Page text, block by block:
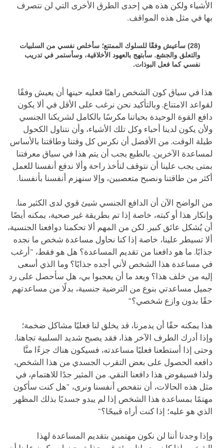
الأشياء ولكن هذه هي إحدى الطرق الأخرى التي لن نتصرف
بها في مثل هذه المواقف.
(28) سأعيش وفقًا للسلوك الممتنع؛ سأخلص نفسي من السلبيات
والتعلق والجشع. سأبتهج بالعهود الأخلاقية، وسأستمر في تدريب
نفسي كما فعل البوذات.
هذا في سياق كون الشخص راهبًا فعليه حينها أن يعيش وفقًا
لقواعد الامتناع. وبالتأكيد نحن نرغب على الأقل في ألا يكون
دافع القوة الوحيدة بحياتنا مكرسًا بالكامل لشريكنا الجنسي
ولأن يكون لدينا أحباء وكل تلك الأشياء، وأن نتناول الكحول
طيلة الوقت. من الأفضل أن نكرس كل وقتنا وطاقتنا بالأساس
لمساعدة الآخرين. بالطبع يجب أن يتم هذا في سياق معرفتنا
بمتى يجب علينا أن نتوقف لنأخذ راحة وألا ندفع أنفسنا للعمل
أكثر من طاقتنا ونصبح متعصبين، وإلا سنهزم أنفسنا بأنفسنا.
من الواضح الآن أن الدافع الجنسي شيئ قوي لدى الكثير منا.
وإنكار هذا أو كبته، خاصة إذا تم بطريقة غير صحية، يمكنه أيضًا
أن يُشكل عائق كبير. لكن من المهم ألا تحكمنا دوافعنا الجنسية،
ألا تسيطر علينا، خاصة إذا كنا نحاول مساعدة شخص ما نجده
جذابًا. ما هو دافعنا من تقديم المساعدة؟ هل هو فقط، "أرغب
في مساعدة هذا الشخص لأني أجده جذابًا؟ وما الذي أسعى
إليه من خلف هذا؟ وبعد ما أن يعجبوا بي، هل سأحصل على رد
جميل مساعدتي بنوع من الترضية جنسية، بدلًا من مساعدتهم
حقًا بدون وازع شخصي؟"
هذا يمكنه حقًا أن يدمرنا، قد يخلق لنا فعليًا مشاكل ضخمة؛
وإذا أدرك الطرف الآخر هذا، فقد يصبح شديد السلبية تجاهنا.
وحتى إذا أستطعنا فعليًا مساعدته، فسيكون هناك جزءًا منَّا
دافعه الحصول على بعض التقرب الجسدي من هذا الشخص،
ولذا فسيقوض هذا دافعنا النقي. من المثير جدًا للاهتمام، في
مثل هذه الحالات، أن نتفحص أنفسنا ونرى، "هل كنت سأكون
مهتمًا بمساعدة هذا الشخص إذا لم يبدو جسديًا بذلك المظهر
الذي هو عليه؛ إذا كنت أراه قبيحًا؟"
وإذا وجدنا أننا لن نكون مهتمين بتقديم المساعدة لهذا